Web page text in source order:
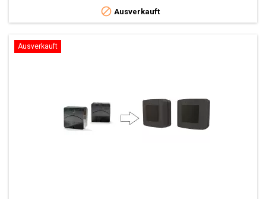
 Ausverkauft
Ausverkauft